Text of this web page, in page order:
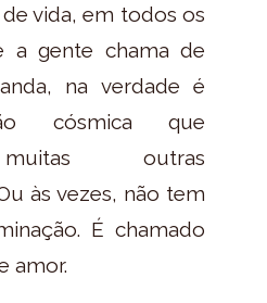
vida, em todos os
a gente chama de
na verdade é
cósmica que
outras
às vezes, não tem
É chamado
amor.